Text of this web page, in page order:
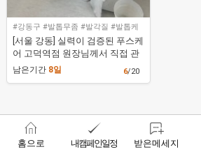
#강동구 #발톱무좀 #발각질 #발톱케
어
[서울 강동] 실력이 검증된 푸스케
어 고덕역점 원장님께서 직접 관
리합니다. [푸스케어 고덕역점]
남은기간 8일 6/20
홈으로 내캠페인일정 받은메세지